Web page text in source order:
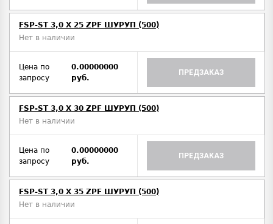
FSP-ST 3,0 X 25 ZPF ШУРУП (500)
Нет в наличии
Цена по
запросу
0.00000000
руб.
ПРЕДЗАКАЗ
FSP-ST 3,0 X 30 ZPF ШУРУП (500)
Нет в наличии
Цена по
запросу
0.00000000
руб.
ПРЕДЗАКАЗ
FSP-ST 3,0 X 35 ZPF ШУРУП (500)
Нет в наличии